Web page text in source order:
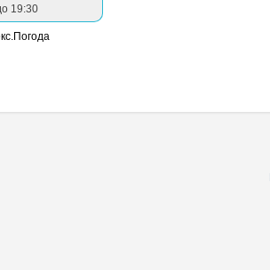
19:30